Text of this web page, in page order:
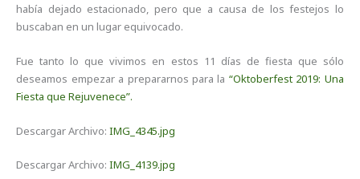
había dejado estacionado, pero que a causa de los festejos lo
buscaban en un lugar equivocado.
Fue tanto lo que vivimos en estos 11 días de fiesta que sólo
deseamos empezar a prepararnos para la “Oktoberfest 2019: Una
Fiesta que Rejuvenece”.
Descargar Archivo:IMG_4345.jpg
Descargar Archivo:IMG_4139.jpg